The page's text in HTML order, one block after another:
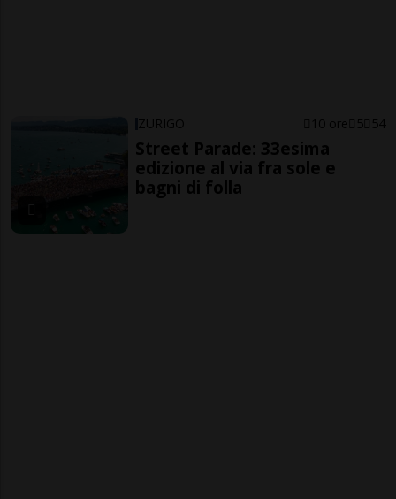
ZURIGO 10 ore 5 54
Street Parade: 33esima
edizione al via fra sole e
bagni di folla